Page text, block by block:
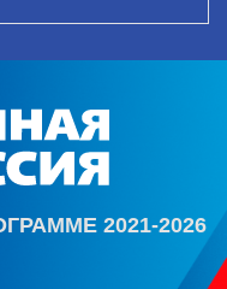
2021-2026